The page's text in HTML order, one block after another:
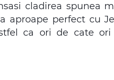
cladirea spunea
aproape perfect cu
ca ori de cate